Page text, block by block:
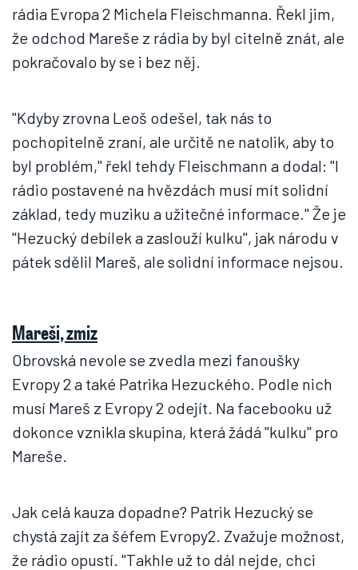
rádia Evropa 2 Michela Fleischmanna. Řekl jim,
že odchod Mareše z rádia by byl citelně znát, ale
pokračovalo by se i bez něj.
"Kdyby zrovna Leoš odešel, tak nás to
pochopitelně zraní, ale určitě ne natolik, aby to
byl problém," řekl tehdy Fleischmann a dodal: "I
rádio postavené na hvězdách musí mít solidní
základ, tedy muziku a užitečné informace." Že je
"Hezucký debílek a zaslouží kulku", jak národu v
pátek sdělil Mareš, ale solidní informace nejsou.
Mareši, zmiz
Obrovská nevole se zvedla mezi fanoušky
Evropy 2 a také Patrika Hezuckého. Podle nich
musí Mareš z Evropy 2 odejít. Na facebooku už
dokonce vznikla skupina, která žádá "kulku" pro
Mareše.
Jak celá kauza dopadne? Patrik Hezucký se
chystá zajít za šéfem Evropy2. Zvažuje možnost,
že rádio opustí. "Takhle už to dál nejde, chci